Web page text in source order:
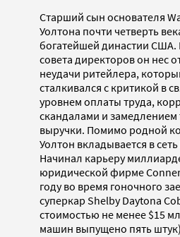
Старший сын основателя
Уолтона почти четверть
богатейшей династии США.
совета директоров он нес
неудачи ритейлера,
сталкивался с критикой в
уровнем оплаты труда,
скандалами и замедлением
выручки. Помимо родной
Уолтон вкладывается в
Начинал карьеру
юридической фирме
году во время гоночного
суперкар Shelby Daytona
стоимостью не менее $15
машин выпущено пять